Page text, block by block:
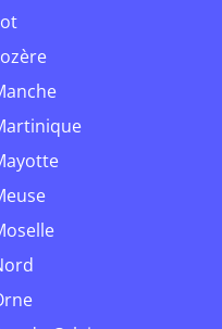
Lot
Lozère
Manche
Martinique
Mayotte
Meuse
Moselle
Nord
Orne